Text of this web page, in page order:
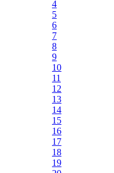
4
5
6
7
8
9
10
11
12
13
14
15
16
17
18
19